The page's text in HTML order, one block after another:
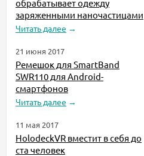
обрабатывает одежду
заряженными наночастицами
Читать далее →
21 июня 2017
Ремешок для SmartBand
SWR110 для Android-
смартфонов
Читать далее →
11 мая 2017
HolodeckVR вместит в себя до
ста человек